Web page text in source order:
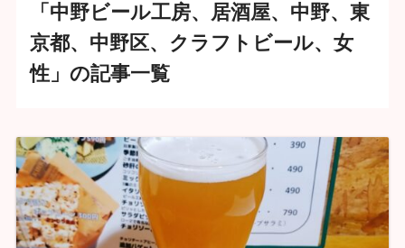
「中野ビール工房、居酒屋、中野、東
京都、中野区、クラフトビール、女
性」の記事一覧